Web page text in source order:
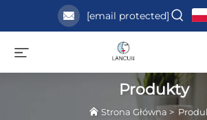
[email protected]
Produkty
Strona Główna >